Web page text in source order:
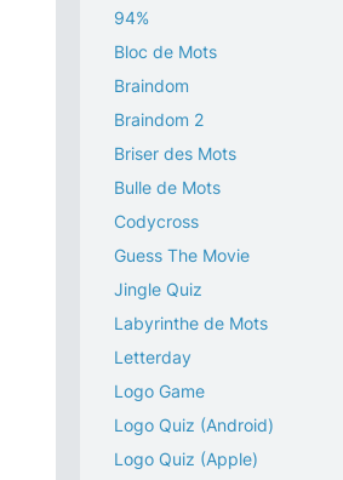
94%
Bloc de Mots
Braindom
Braindom 2
Briser des Mots
Bulle de Mots
Codycross
Guess The Movie
Jingle Quiz
Labyrinthe de Mots
Letterday
Logo Game
Logo Quiz (Android)
Logo Quiz (Apple)